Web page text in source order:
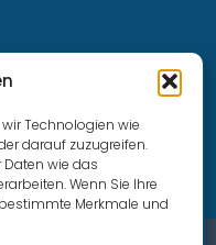
Technologien wie
darauf zuzugreifen.
wie das
Wenn Sie Ihre
Merkmale und